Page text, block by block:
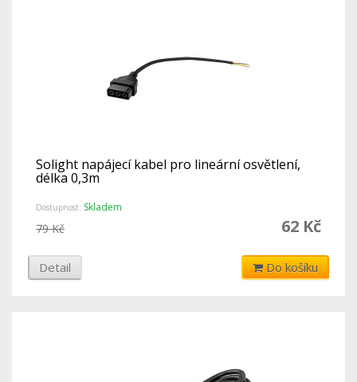
Solight napájecí kabel pro lineární osvětlení,
délka 0,3m
Dostupnost: Skladem
62 Kč
79 Kč
Detail Do košíku